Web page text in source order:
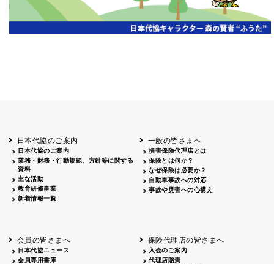
日本代協のご案内
日本代協のご案内
業務・財務・行動規範、方針等に関する
資料
主な活動
教育研修事業
新着情報一覧
一般の皆さまへ
損害保険代理店とは
保険とは何か？
なぜ保険は必要か？
自動車事故への対応
事故や災害への心構え
会員の皆さまへ
日本代協ニュース
会員専用書庫
保険代理店の皆さまへ
入会のご案内
代理店賠責